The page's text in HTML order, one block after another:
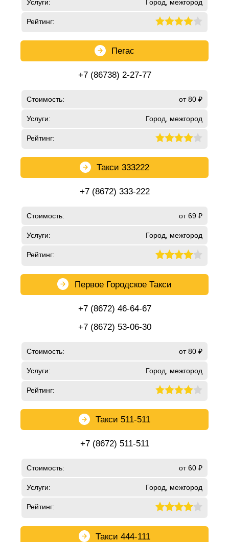
Услуги: Город, межгород
Рейтинг:
Пегас
+7 (86738) 2-27-77
Стоимость: от 80 ₽
Услуги: Город, межгород
Рейтинг:
Такси 333222
+7 (8672) 333-222
Стоимость: от 69 ₽
Услуги: Город, межгород
Рейтинг:
Первое Городское Такси
+7 (8672) 46-64-67
+7 (8672) 53-06-30
Стоимость: от 80 ₽
Услуги: Город, межгород
Рейтинг:
Такси 511-511
+7 (8672) 511-511
Стоимость: от 60 ₽
Услуги: Город, межгород
Рейтинг:
Такси 444-111